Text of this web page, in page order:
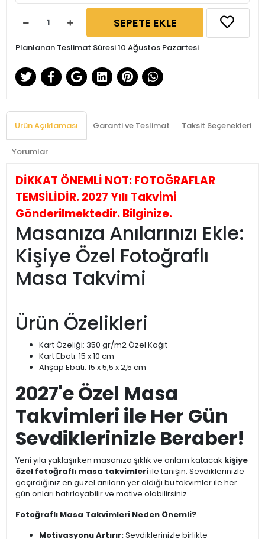
SEPETE EKLE
Planlanan Teslimat Süresi 10 Ağustos Pazartesi
Ürün Açıklaması Garanti ve Teslimat Taksit Seçenekleri
Yorumlar
DİKKAT ÖNEMLİ NOT: FOTOĞRAFLAR
TEMSİLİDİR. 2027 Yılı Takvimi
Gönderilmektedir. Bilginize.
Masanıza Anılarınızı Ekle:
Kişiye Özel Fotoğraflı
Masa Takvimi
Ürün Özelikleri
Kart Özeliği: 350 gr/m2 Özel Kağıt
Kart Ebatı: 15 x 10 cm
Ahşap Ebatı: 15 x 5,5 x 2,5 cm
2027'e Özel Masa
Takvimleri ile Her Gün
Sevdiklerinizle Beraber!
Yeni yıla yaklaşırken masanıza şıklık ve anlam katacak kişiye
özel fotoğraflı masa takvimleriile tanışın. Sevdiklerinizle
geçirdiğiniz en güzel anıların yer aldığı bu takvimler ile her
gün onları hatırlayabilir ve motive olabilirsiniz.
Fotoğraflı Masa Takvimleri Neden Önemli?
Motivasyonu Artırır:Sevdiklerinizle birlikte